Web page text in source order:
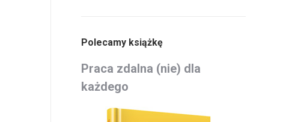
Polecamy książkę
Praca zdalna (nie) dla
każdego